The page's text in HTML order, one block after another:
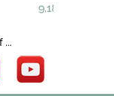
9,18 €
...